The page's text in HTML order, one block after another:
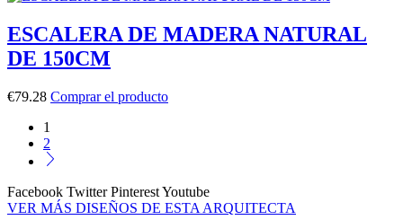
ESCALERA DE MADERA NATURAL
DE 150CM
€79.28 Comprar el producto
1
2
Facebook Twitter PinterestYoutube
VER MÁS DISEÑOS DE ESTA ARQUITECTA